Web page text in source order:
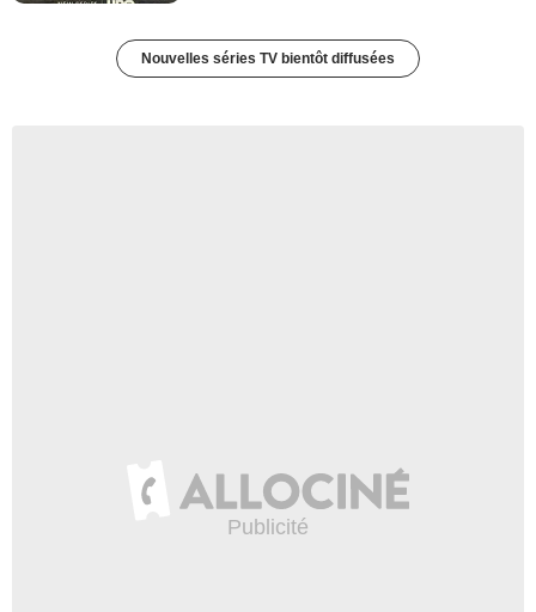
Nouvelles séries TV bientôt diffusées